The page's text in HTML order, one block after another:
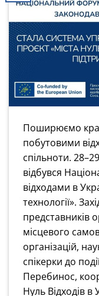
Поширюємо
побутовими
спільноти.
відбувся
відходами в
технології».
представників
місцевого
організацій,
спікерки до
Перебинос,
Нуль Відходів в